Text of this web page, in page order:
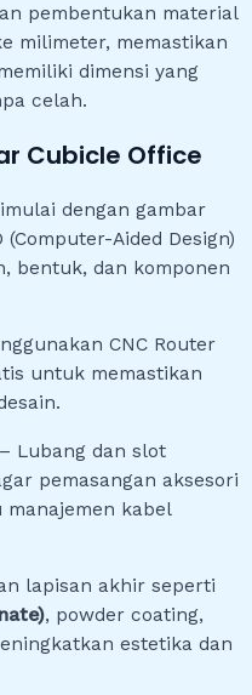
pembentukan material
milimeter, memastikan
dimensi yang
celah.
Cubicle Office
dengan gambar
Aided Design)
bentuk, dan komponen
CNC Router
untuk memastikan
Lubang dan slot
pemasangan aksesori
kabel
lapisan akhir seperti
, powder coating,
estetika dan